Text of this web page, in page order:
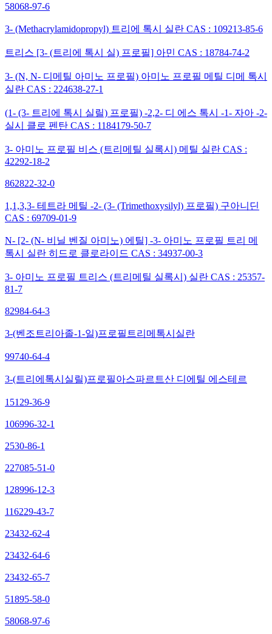
58068-97-6
3- (Methacrylamidopropyl) 트리에 톡시 실란 CAS : 109213-85-6
트리스 [3- (트리에 톡시 실) 프로필] 아민 CAS : 18784-74-2
3- (N, N- 디메틸 아미노 프로필) 아미노 프로필 메틸 디메 톡시
실란 CAS : 224638-27-1
(1- (3- 트리에 톡시 실릴) 프로필) -2,2- 디 에스 톡시 -1- 자아 -2-
실시 클로 펜탄 CAS : 1184179-50-7
3- 아미노 프로필 비스 (트리메틸 실록시) 메틸 실란 CAS :
42292-18-2
862822-32-0
1,1,3,3- 테트라 메틸 -2- (3- (Trimethoxysilyl) 프로필) 구아니딘
CAS : 69709-01-9
N- [2- (N- 비닐 벤질 아미노) 에틸] -3- 아미노 프로필 트리 메
톡시 실란 히드로 클로라이드 CAS : 34937-00-3
3- 아미노 프로필 트리스 (트리메틸 실록시) 실란 CAS : 25357-
81-7
82984-64-3
3-(벤조트리아졸-1-일)프로필트리메톡시실란
99740-64-4
3-(트리에톡시실릴)프로필아스파르트산 디에틸 에스테르
15129-36-9
106996-32-1
2530-86-1
227085-51-0
128996-12-3
116229-43-7
23432-62-4
23432-64-6
23432-65-7
51895-58-0
58068-97-6